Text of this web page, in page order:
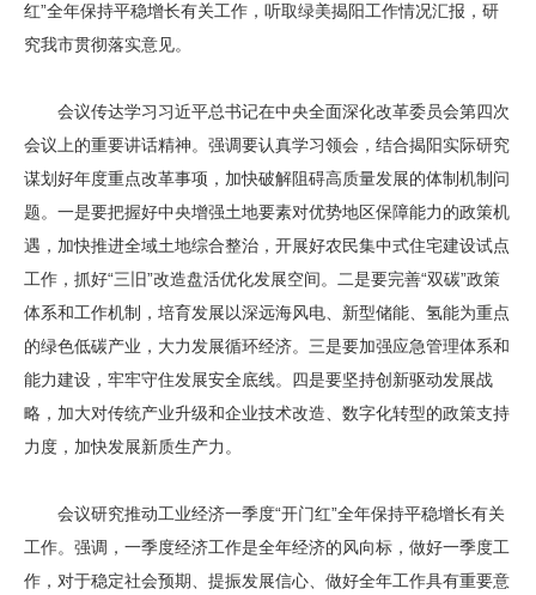
红”全年保持平稳增长有关工作，听取绿美揭阳工作情况汇报，研
究我市贯彻落实意见。
会议传达学习习近平总书记在中央全面深化改革委员会第四次
会议上的重要讲话精神。强调要认真学习领会，结合揭阳实际研究
谋划好年度重点改革事项，加快破解阻碍高质量发展的体制机制问
题。一是要把握好中央增强土地要素对优势地区保障能力的政策机
遇，加快推进全域土地综合整治，开展好农民集中式住宅建设试点
工作，抓好“三旧”改造盘活优化发展空间。二是要完善“双碳”政策
体系和工作机制，培育发展以深远海风电、新型储能、氢能为重点
的绿色低碳产业，大力发展循环经济。三是要加强应急管理体系和
能力建设，牢牢守住发展安全底线。四是要坚持创新驱动发展战
略，加大对传统产业升级和企业技术改造、数字化转型的政策支持
力度，加快发展新质生产力。
会议研究推动工业经济一季度“开门红”全年保持平稳增长有关
工作。强调，一季度经济工作是全年经济的风向标，做好一季度工
作，对于稳定社会预期、提振发展信心、做好全年工作具有重要意